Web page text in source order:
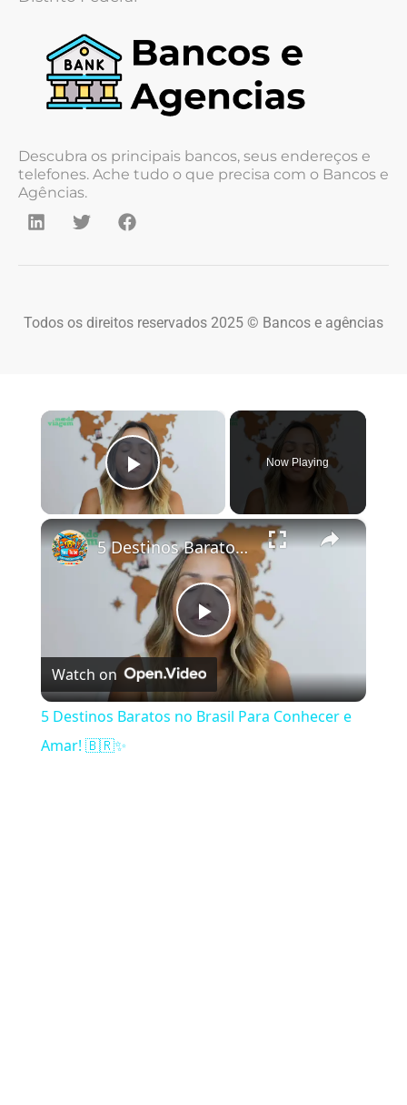
Descubra os principais bancos, seus endereços e
telefones. Ache tudo o que precisa com o Bancos e
Agências.
Todos os direitos reservados 2025 © Bancos e agências
×
Play Video
Now Playing
×
Play Video
5 Destinos Baratos no Brasil Para Conhecer e Amar! 🇧🇷✨
Watch on
5 Destinos Baratos no Brasil Para Conhecer e
Amar! 🇧🇷✨